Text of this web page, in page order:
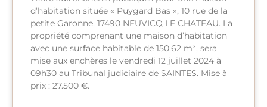
d’habitation située « Puygard Bas », 10 rue de la
petite Garonne, 17490 NEUVICQ LE CHATEAU. La
propriété comprenant une maison d’habitation
avec une surface habitable de 150,62 m², sera
mise aux enchères le vendredi 12 juillet 2024 à
09h30 au Tribunal judiciaire de SAINTES. Mise à
prix : 27.500 €.